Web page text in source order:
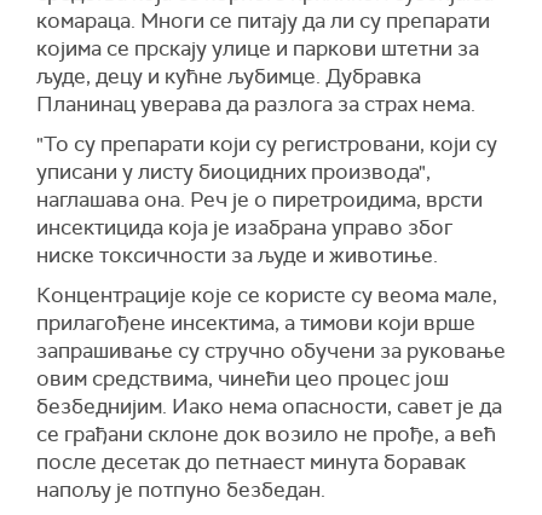
комараца. Многи се питају да ли су препарати
којима се прскају улице и паркови штетни за
људе, децу и кућне љубимце. Дубравка
Планинац уверава да разлога за страх нема.
"То су препарати који су регистровани, који су
уписани у листу биоцидних производа",
наглашава она. Реч је о пиретроидима, врсти
инсектицида која је изабрана управо због
ниске токсичности за људе и животиње.
Концентрације које се користе су веома мале,
прилагођене инсектима, а тимови који врше
запрашивање су стручно обучени за руковање
овим средствима, чинећи цео процес још
безбеднијим. Иако нема опасности, савет је да
се грађани склоне док возило не прође, а већ
после десетак до петнаест минута боравак
напољу је потпуно безбедан.